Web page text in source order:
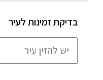
בדיקת זמינות לעיר